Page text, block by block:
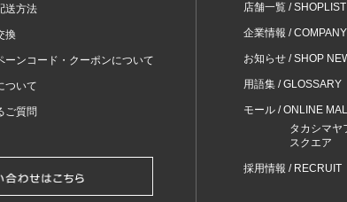
送方法
換
ーンコード・クーポンについて
ついて
ご質問
店舗一覧 / SHOPLIST
企業情報 / COMPANY
お知らせ / SHOP
用語集 / GLOSSARY
モール / ONLINE
タカシマヤ
スクエア
採用情報 / RECRUIT